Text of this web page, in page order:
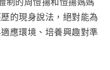
的現身說法，絕對能為
應環境、培養興趣對準